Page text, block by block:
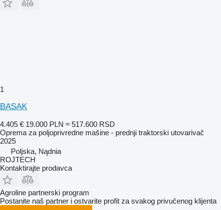
1
BASAK
4.405 € 19.000 PLN ≈ 517.600 RSD
Oprema za poljoprivredne mašine - prednji traktorski utovarivač
2025
Poljska, Nądnia
ROJTECH
Kontaktirajte prodavca
Agroline partnerski program
Postanite naš partner i ostvarite profit za svakog privučenog klijenta